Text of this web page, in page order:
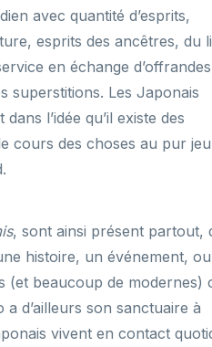
avec quantité d’esprits,
esprits des ancêtres, du
en échange
superstitions. Les Japonais
l’idée qu’il existe des
cours des choses au pur
, sont ainsi présent partout,
histoire, un événement,
(et beaucoup de modernes)
a d’ailleurs son sanctuaire à
vivent en contact